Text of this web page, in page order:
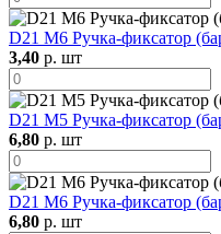
D21 М6 Ручка-фиксатор
3,40 р. шт
D21 М5 Ручка-фиксатор
6,80 р. шт
D21 М6 Ручка-фиксатор
6,80 р. шт